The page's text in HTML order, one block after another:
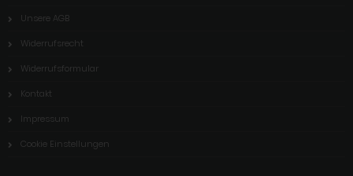
Unsere AGB
Widerrufsrecht
Widerrufsformular
Kontakt
Impressum
Cookie Einstellungen